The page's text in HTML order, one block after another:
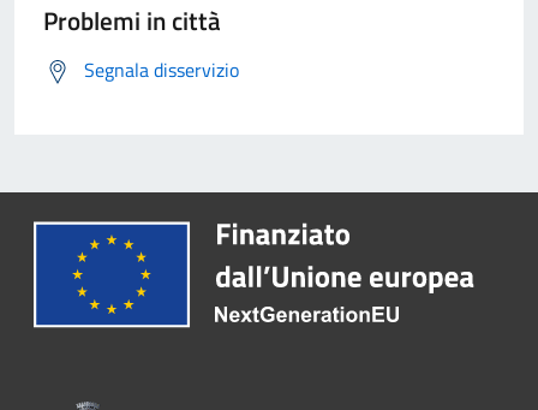
Problemi in città
Segnala disservizio